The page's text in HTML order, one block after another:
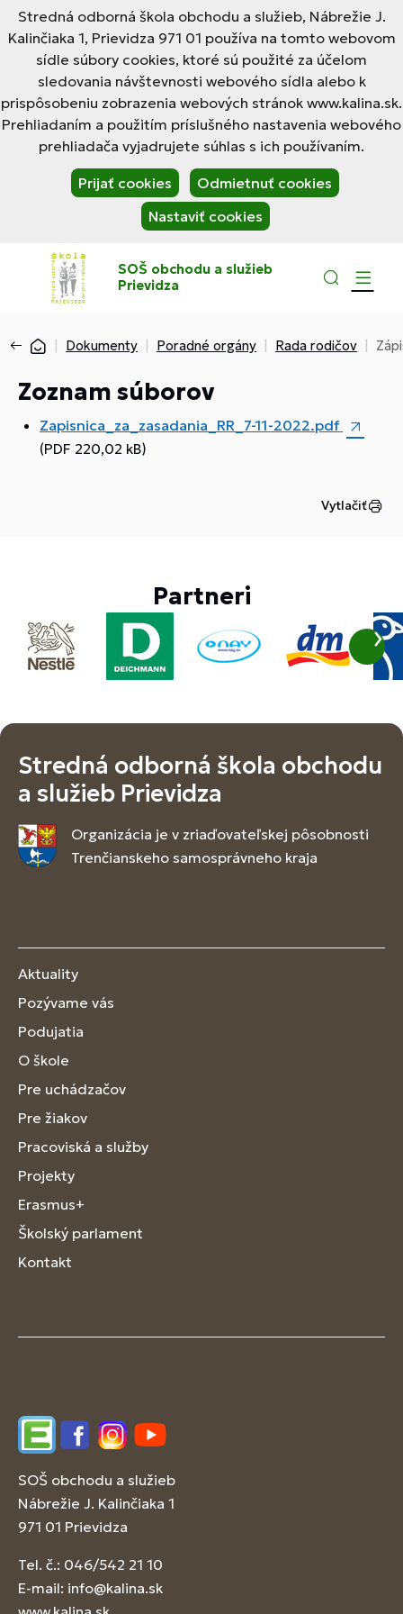
Stredná odborná škola obchodu a služieb, Nábrežie J.
Kalinčiaka 1, Prievidza 971 01 používa na tomto webovom
sídle súbory cookies, ktoré sú použité za účelom
sledovania návštevnosti webového sídla alebo k
prispôsobeniu zobrazenia webových stránok www.kalina.sk.
Prehliadaním a použitím príslušného nastavenia webového
prehliadača vyjadrujete súhlas s ich používaním.
Prijať cookies
Odmietnuť cookies
Nastaviť cookies
SOŠ obchodu a služieb
Prievidza
Dokumenty Poradné orgány Rada rodičov
Zoznam súborov
Zapisnica_za_zasadania_RR_7-11-2022.pdf
(PDF 220,02 kB)
Vytlačiť
Partneri
Stredná odborná škola obchodu
a služieb Prievidza
Organizácia je v zriaďovateľskej pôsobnosti
Trenčianskeho samosprávneho kraja
Aktuality
Pozývame vás
Podujatia
O škole
Pre uchádzačov
Pre žiakov
Pracoviská a služby
Projekty
Erasmus+
Školský parlament
Kontakt
EdupageFacebookInstagram
YouTube
SOŠ obchodu a služieb
Nábrežie J. Kalinčiaka 1
971 01 Prievidza
Tel. č.: 046/542 21 10
E-mail: info@kalina.sk